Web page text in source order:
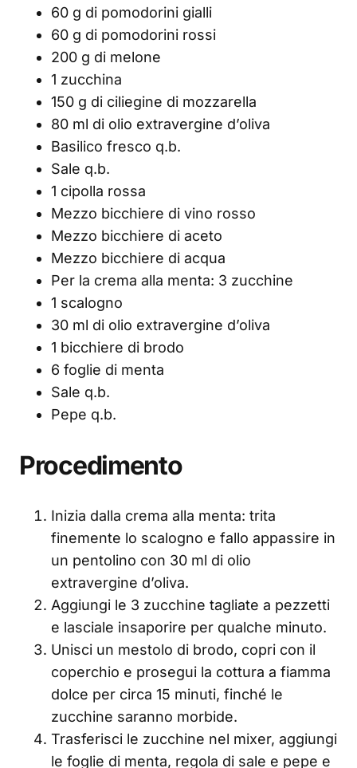
60 g di pomodorini gialli
60 g di pomodorini rossi
200 g di melone
1 zucchina
150 g di ciliegine di mozzarella
80 ml di olio extravergine d’oliva
Basilico fresco q.b.
Sale q.b.
1 cipolla rossa
Mezzo bicchiere di vino rosso
Mezzo bicchiere di aceto
Mezzo bicchiere di acqua
Per la crema alla menta: 3 zucchine
1 scalogno
30 ml di olio extravergine d’oliva
1 bicchiere di brodo
6 foglie di menta
Sale q.b.
Pepe q.b.
Procedimento
Inizia dalla crema alla menta: trita
finemente lo scalogno e fallo appassire in
un pentolino con 30 ml di olio
extravergine d’oliva.
Aggiungi le 3 zucchine tagliate a pezzetti
e lasciale insaporire per qualche minuto.
Unisci un mestolo di brodo, copri con il
coperchio e prosegui la cottura a fiamma
dolce per circa 15 minuti, finché le
zucchine saranno morbide.
Trasferisci le zucchine nel mixer, aggiungi
le foglie di menta, regola di sale e pepe e